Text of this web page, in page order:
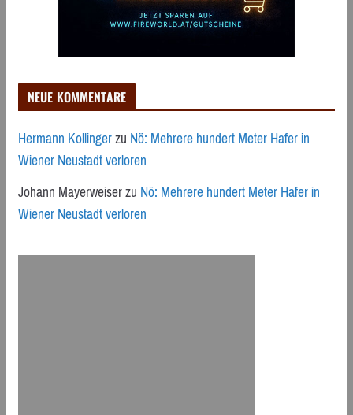
NEUE KOMMENTARE
Hermann KollingerzuNö: Mehrere hundert Meter Hafer in
Wiener Neustadt verloren
Johann MayerweiserzuNö: Mehrere hundert Meter Hafer in
Wiener Neustadt verloren